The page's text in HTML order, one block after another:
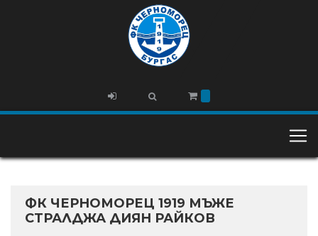
ФК ЧЕРНОМОРЕЦ 1919 МЪЖЕ
СТРАЛДЖА ДИЯН РАЙКОВ